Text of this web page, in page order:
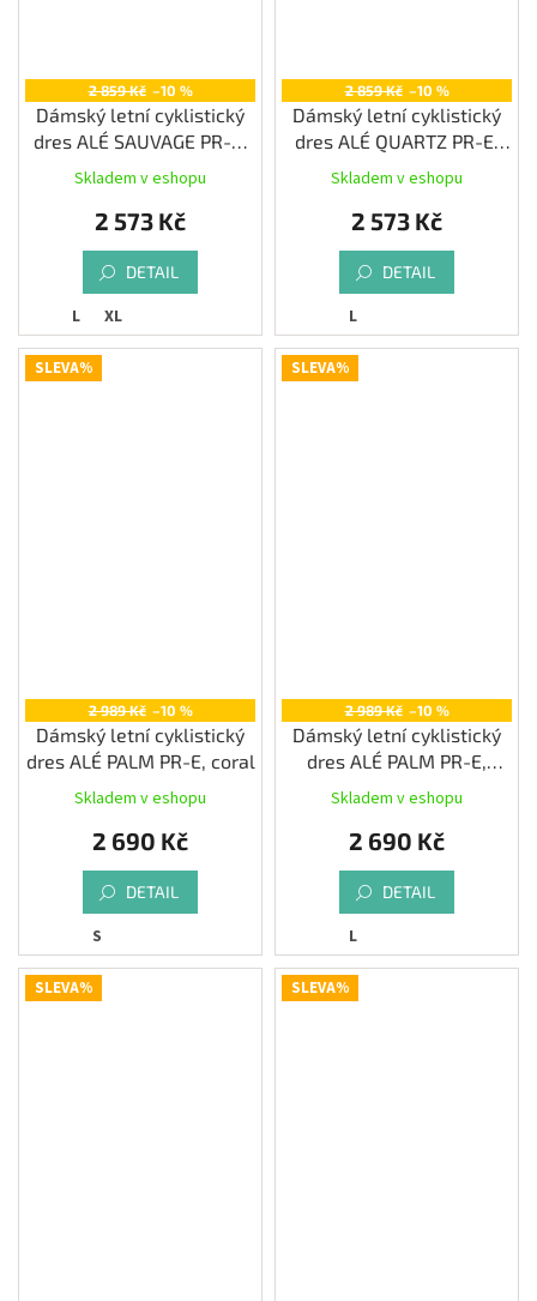
2 859 Kč –10 %
Dámský letní cyklistický
dres ALÉ SAUVAGE PR-E,
Skladem v eshopu
2 573 Kč
DETAIL
L XL
2 859 Kč –10 %
Dámský letní cyklistický
dres ALÉ QUARTZ PR-E,
Skladem v eshopu
2 573 Kč
DETAIL
L
SLEVA%
2 989 Kč –10 %
Dámský letní cyklistický
dres ALÉ PALM PR-E, coral
Skladem v eshopu
2 690 Kč
DETAIL
S
SLEVA%
2 989 Kč –10 %
Dámský letní cyklistický
dres ALÉ PALM PR-E,
cyclamen
Skladem v eshopu
2 690 Kč
DETAIL
L
SLEVA% SLEVA%